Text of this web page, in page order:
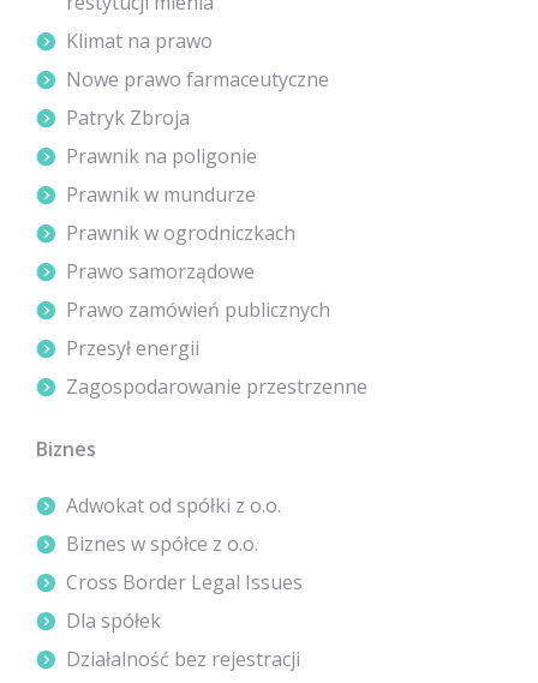
Klimat na prawo
Nowe prawo farmaceutyczne
Patryk Zbroja
Prawnik na poligonie
Prawnik w mundurze
Prawnik w ogrodniczkach
Prawo samorządowe
Prawo zamówień publicznych
Przesył energii
Zagospodarowanie przestrzenne
Biznes
Adwokat od spółki z o.o.
Biznes w spółce z o.o.
Cross Border Legal Issues
Dla spółek
Działalność bez rejestracji